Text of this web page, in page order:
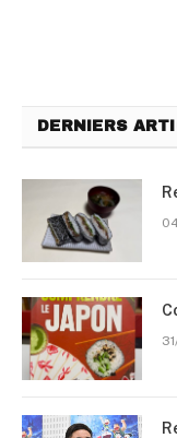
DERNIERS